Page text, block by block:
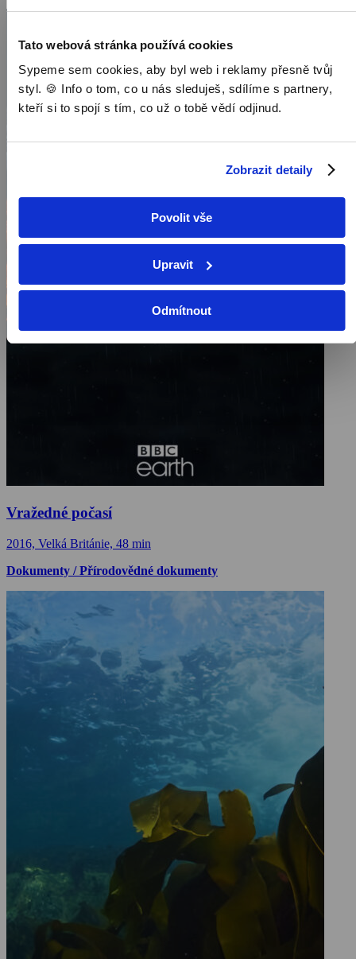
Tato webová stránka používá cookies
Sypeme sem cookies, aby byl web i reklamy přesně tvůj
styl. 🍪 Info o tom, co u nás sleduješ, sdílíme s partnery,
kteří si to spojí s tím, co už o tobě vědí odjinud.
Zobrazit detaily
Povolit vše
Upravit
Odmítnout
Vražedné počasí
2016, Velká Británie, 48 min
Dokumenty / Přírodovědné dokumenty